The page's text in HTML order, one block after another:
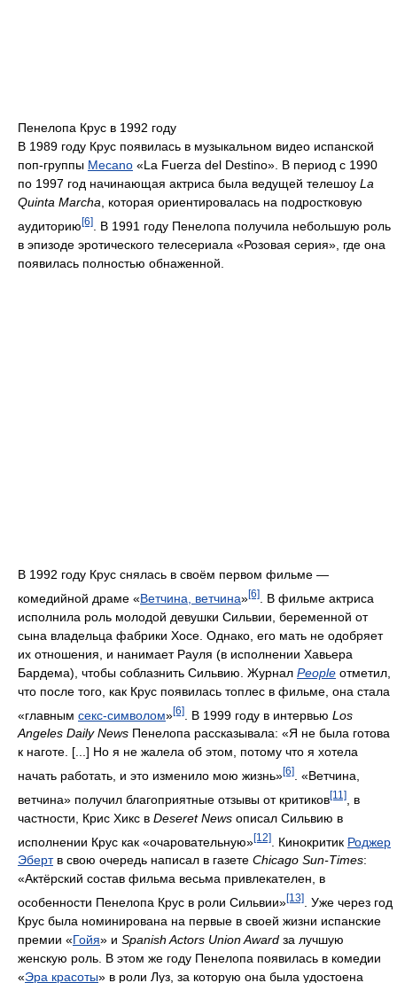
Пенелопа Крус в 1992 году
В 1989 году Крус появилась в музыкальном видео испанской
поп-группы Mecano «La Fuerza del Destino». В период с 1990
по 1997 год начинающая актриса была ведущей телешоу La
Quinta Marcha, которая ориентировалась на подростковую
аудиторию [6]
. В 1991 году Пенелопа получила небольшую роль
в эпизоде эротического телесериала «Розовая серия», где она
появилась полностью обнаженной.
В 1992 году Крус снялась в своём первом фильме —
комедийной драме «Ветчина, ветчина»[6]
. В фильме актриса
исполнила роль молодой девушки Сильвии, беременной от
сына владельца фабрики Хосе. Однако, его мать не одобряет
их отношения, и нанимает Рауля (в исполнении Хавьера
Бардема), чтобы соблазнить Сильвию. Журнал People отметил,
что после того, как Крус появилась топлес в фильме, она стала
«главным секс-символом»[6] . В 1999 году в интервью Los
Angeles Daily News Пенелопа рассказывала: «Я не была готова
к наготе. [...] Но я не жалела об этом, потому что я хотела
начать работать, и это изменило мою жизнь»[6]
. «Ветчина,
ветчина» получил благоприятные отзывы от критиков[11]
, в
частности, Крис Хикс в Deseret News описал Сильвию в
исполнении Крус как «очаровательную»[12] . Кинокритик Роджер
Эбертв свою очередь написал в газете Chicago Sun-Times:
«Актёрский состав фильма весьма привлекателен, в
особенности Пенелопа Крус в роли Сильвии»[13]
. Уже через год
Крус была номинирована на первые в своей жизни испанские
премии «Гойя» и Spanish Actors Union Award за лучшую
женскую роль. В этом же году Пенелопа появилась в комедии
«Эра красоты» в роли Луз, за которую она была удостоена